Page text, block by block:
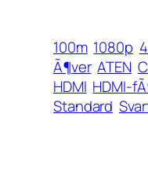
100m 1080p
Ã¶ver ATEN
HDMI HDMI-
Standard